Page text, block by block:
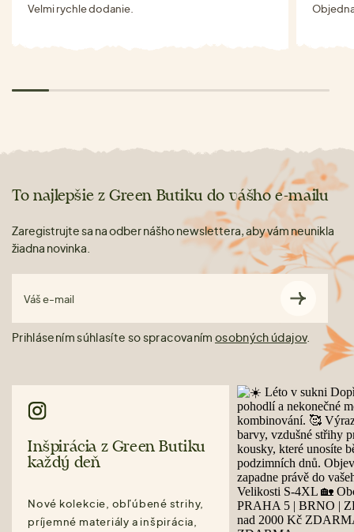
Velmi rychle dodanie.
To najlepšie z Green Butiku do vášho e-mailu
Zaregistrujte sa na odber nášho newslettera, aby vám neunikla
žiadna novinka.
Váš e-mail
Prihlásením súhlasíte so spracovaním osobných údajov.
Inšpirácia z Green Butiku
každý deň
Nové kolekcie, obľúbené strihy,
príjemné materiály a inšpirácia,